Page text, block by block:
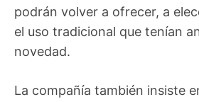
podrán volver a ofrecer, a
el uso tradicional que tenían
novedad.
La compañía también insiste